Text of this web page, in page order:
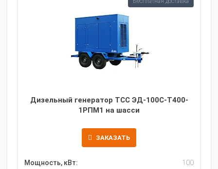
Дизельный генератор ТСС ЭД-100С-Т400-
1РПМ1 на шасси
ЗАКАЗАТЬ
Мощность, кВт:
100